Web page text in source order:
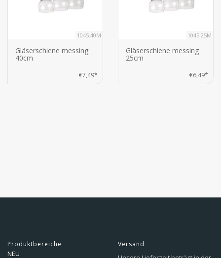
1045.40M
Gläserschiene messing
40cm
€7,49*
1045.25M
Gläserschiene messing
25cm
€6,49*
Produktbereiche
NEU
Versand